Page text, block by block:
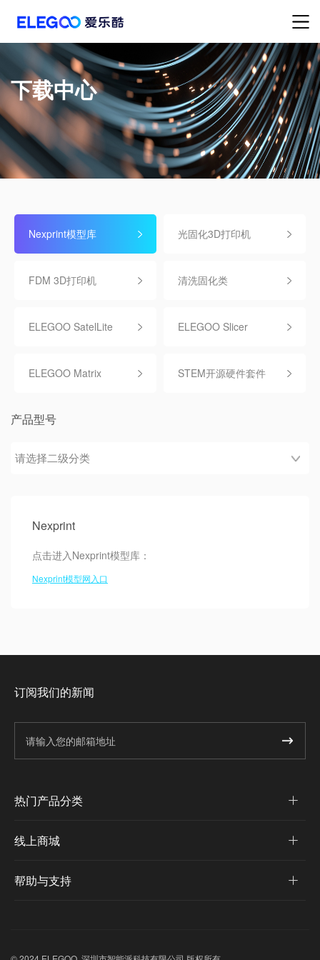
下载中心
Nexprint模型库 光固化3D打印机
FDM 3D打印机 清洗固化类
ELEGOO SatelLite ELEGOO Slicer
ELEGOO Matrix STEM开源硬件套件
产品型号
Nexprint
点击进入Nexprint模型库：
Nexprint模型网入口
订阅我们的新闻
热门产品分类
线上商城
帮助与支持